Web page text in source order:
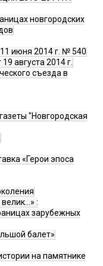
новгородских
июня 2014 г. № 540
августа 2014 г.
съезда в
"Новгородская
«Герои эпоса
:
зарубежных
балет»
на памятнике